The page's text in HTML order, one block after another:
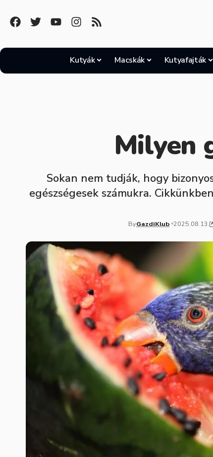
Kutyák Macskák Kutyafajták
Milyen
Sokan nem tudják, hogy
egészségesek számukra.
ByGazdiKlub 2025.08.13.